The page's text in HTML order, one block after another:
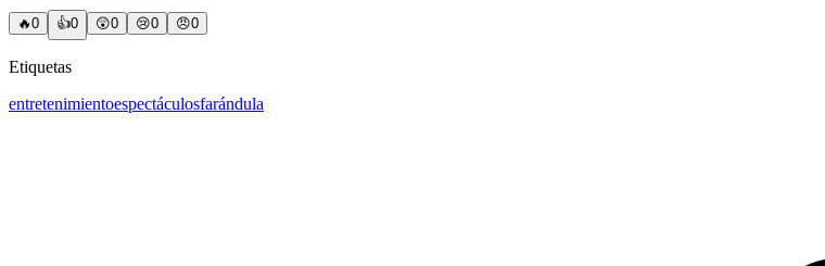
🔥0 👍0 😲0 😢0 😠0
Etiquetas
entretenimientoespectáculosfarándula